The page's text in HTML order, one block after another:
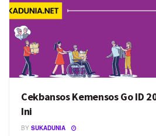
Cekbansos Kemensos Go ID
Ini
BY SUKADUNIA